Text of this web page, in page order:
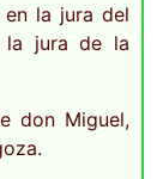
en la jura del
la jura de la
don Miguel,